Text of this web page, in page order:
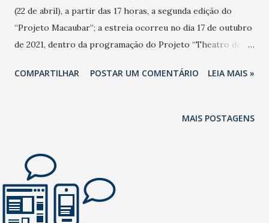
(22 de abril), a partir das 17 horas, a segunda edição do
“Projeto Macaubar”; a estreia ocorreu no dia 17 de outubro
de 2021, dentro da programação do Projeto “Theatro de
Rica, situada no anexo CENA do TJA, o evento é aberto ao
Macaubar” surgiu com o intuito de reavivar a memória da
tradição cearense não somente do gênero choro, como
também das clássicas serestas dos bares das noites de
Fortaleza, espaço importante para a construção da nossa
COMPARTILHAR POSTAR UM COMENTÁRIO LEIA MAIS »
MAIS POSTAGENS